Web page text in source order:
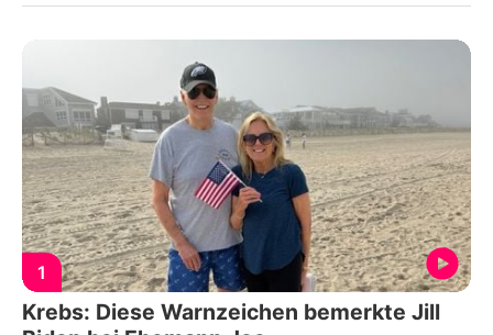
1
Krebs: Diese Warnzeichen bemerkte Jill